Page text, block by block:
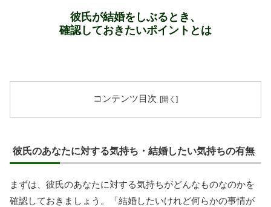
彼氏が結婚をしぶるとき、
確認しておきたいポイントとは
コンテンツ目次
彼氏のあなたに対する気持ち・結婚したい気持ちの有無
まずは、彼氏のあなたに対する気持ちがどんなものなのかを
確認しておきましょう。「結婚したいけれど何らかの事情が